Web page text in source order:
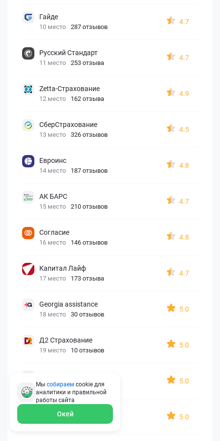
Гайде
10 место 287 отзывов
4.7
Русский Стандарт
11 место 253 отзыва
4.7
Zetta-Страхование
12 место 162 отзыва
4.9
СберСтрахование
13 место 326 отзывов
4.5
Евроинс
14 место 187 отзывов
4.8
АК БАРС
15 место 210 отзывов
4.7
Согласие
16 место 146 отзывов
4.8
Капитал Лайф
17 место 173 отзыва
4.7
Georgia assistance
18 место 30 отзывов
5.0
Д2 Страхование
19 место 10 отзывов
5.0
20 место 7 отзывов
5.0
OxySport
5.0
Мы собираем cookie для
аналитики и правильной
работы сайта
Окей